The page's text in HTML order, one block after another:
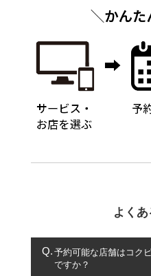
よく
予約可能な店舗はコク
ですか？